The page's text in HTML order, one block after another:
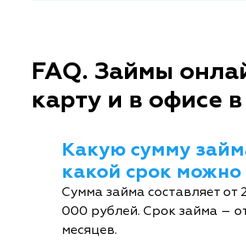
FAQ. Займы
карту и в офисе
Какую сумму
какой срок можно
Сумма займа составляет от
000 рублей. Срок займа –
месяцев.